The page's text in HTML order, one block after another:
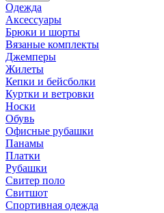
Одежда
Аксессуары
Брюки и шорты
Вязаные комплекты
Джемперы
Жилеты
Кепки и бейсболки
Куртки и ветровки
Носки
Обувь
Офисные рубашки
Панамы
Платки
Рубашки
Свитер поло
Свитшот
Спортивная одежда